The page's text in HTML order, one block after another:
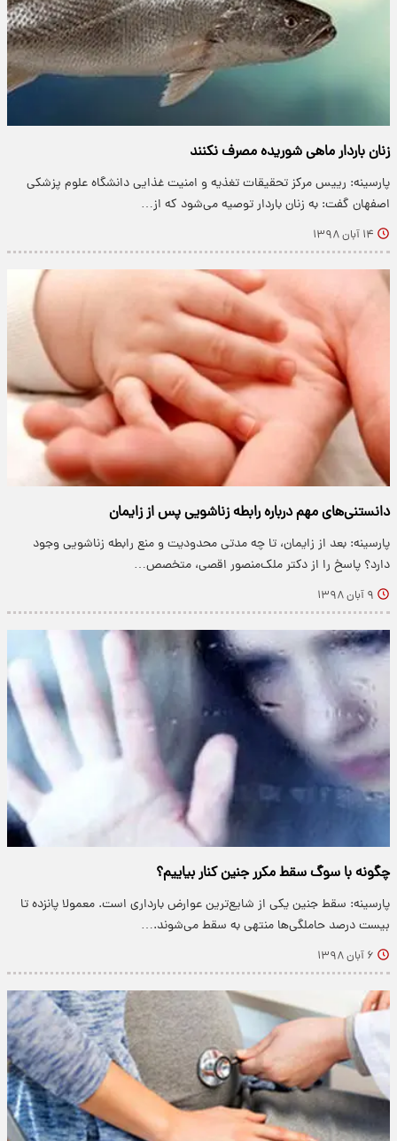
زنان باردار ماهی شوریده مصرف نکنند
پارسینه: رییس مرکز تحقیقات تغذیه و امنیت غذایی دانشگاه علوم پزشکی
اصفهان گفت: به زنان باردار توصیه می‌شود که از…
۱۴ آبان ۱۳۹۸
دانستنی‌های مهم درباره رابطه زناشویی پس از زایمان
پارسینه: بعد از زایمان، تا چه مدتی محدودیت و منع رابطه زناشویی وجود
دارد؟ پاسخ را از دکتر ملک‌منصور اقصی، متخصص…
۹ آبان ۱۳۹۸
چگونه با سوگ سقط مکرر جنین کنار بیاییم؟
پارسینه: سقط جنین یکی از شایع‌ترین عوارض بارداری است. معمولا پانزده تا
بیست درصد حاملگی‌ها منتهی به سقط می‌شوند.…
۶ آبان ۱۳۹۸